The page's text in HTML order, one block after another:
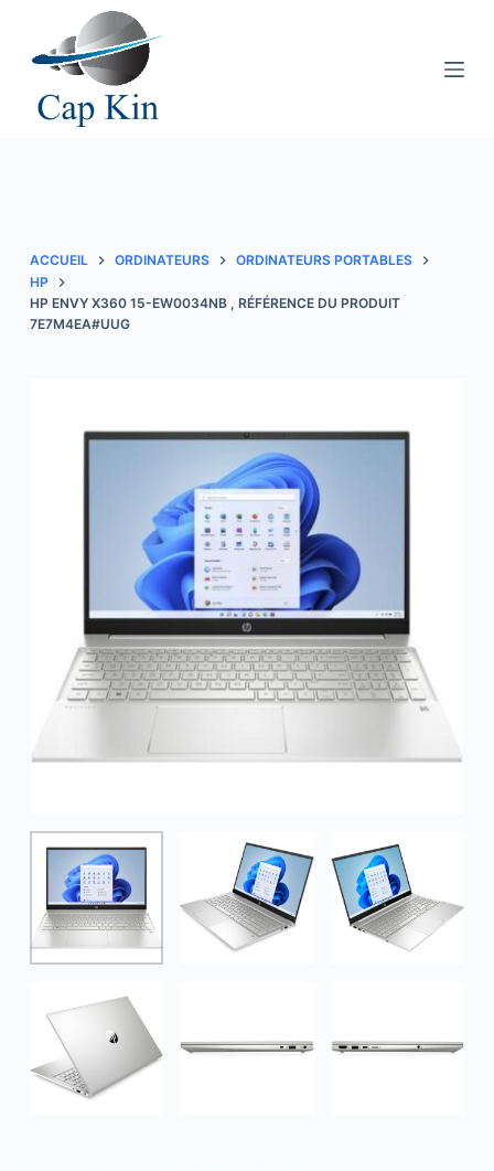
c
o
n
ACCUEIL ORDINATEURS
ORDINATEURS PORTABLES
HP
HP ENVY X360 15-EW0034NB , RÉFÉRENCE DU PRODUIT
7E7M4EA#UUG